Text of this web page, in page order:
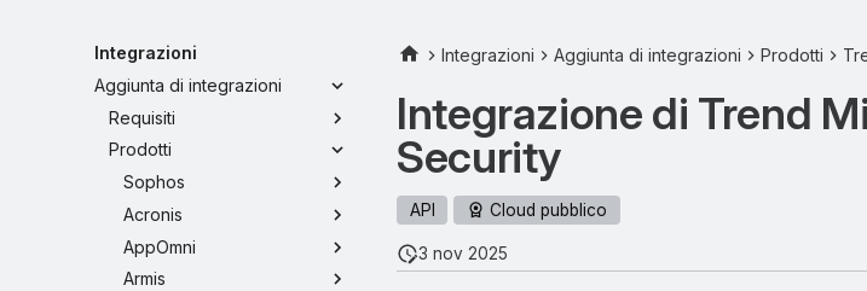
Integrazioni
Aggiunta di integrazioni
Requisiti
Prodotti
Sophos
Acronis
AppOmni
Armis
Integrazioni Aggiunta di integrazioni Prodotti
Integrazione di Trend
Security
API Cloud pubblico
3 nov 2025